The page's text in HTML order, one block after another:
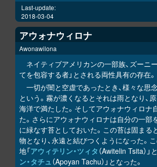
Last-update:
2018-03-04
アウォナウィロナ
Awonawilona
ネイティブアメリカンの一部族、ズーニ
てを包容する者」とされる両性具有の存在。
一切が闇と空虚であったとき、様々な思
という。霧が濃くなるとそれは雨となり、
海洋で満たした。そしてアウォナウィロナ
た。さらにアウォナウィロナは自分の一部
に緑なす苔としておいた。この苔は固まる
物となり、永遠と結びつくようになった。
地「アウィテリン・ツィタ （Awitelin Tsita）」
ン・タチュ（Apoyan Tachu）」となった。